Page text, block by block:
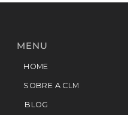
MENU
HOME
SOBRE A CLM
BLOG